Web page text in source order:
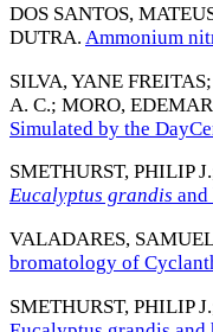
DOS SANTOS,
DUTRA. Ammonium
SILVA, YANE FREITAS;
A. C.; MORO, EDEMAR
Simulated by the
SMETHURST, PHILIP J.
Eucalyptus grandis
VALADARES,
bromatology of
SMETHURST, PHILIP J.